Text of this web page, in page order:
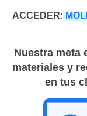
ACCEDER:
Nuestra meta
materiales y
en tus